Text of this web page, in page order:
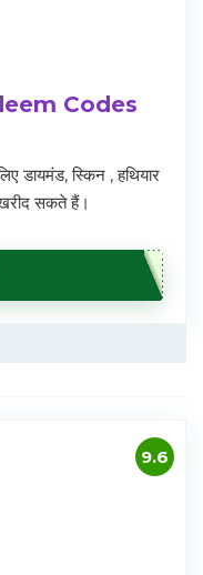
Codes
डायमंड, स्किन , हथियार
सकते हैं।
9.6